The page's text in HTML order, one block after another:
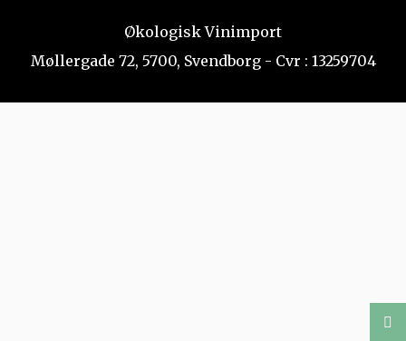
Økologisk Vinimport
Møllergade 72, 5700, Svendborg - Cvr : 13259704